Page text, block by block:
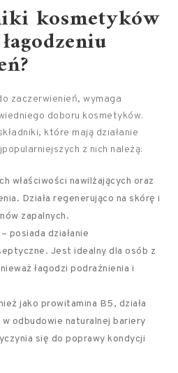
kosmetyków
zaczerwienień, wymaga
doboru kosmetyków.
które mają działanie
z nich należą:
właściwości nawilżających oraz
Działa regenerująco na skórę i
zapalnych.
– posiada działanie
Jest idealny dla osób z
łagodzi podrażnienia i
jako prowitamina B5, działa
w odbudowie naturalnej bariery
się do poprawy kondycji